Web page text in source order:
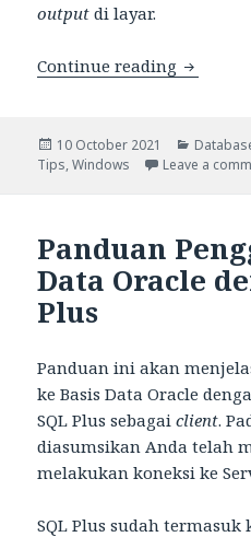
output di layar.
Continue reading Tips
Posted
on
10 October 2021
Tips,Windows Leave a
Panduan
Data Oracle
Plus
Panduan ini akan
ke Basis Data Oracle
SQL Plus sebagaiclient.
diasumsikan Anda telah
melakukan koneksi ke
SQL Plus sudah